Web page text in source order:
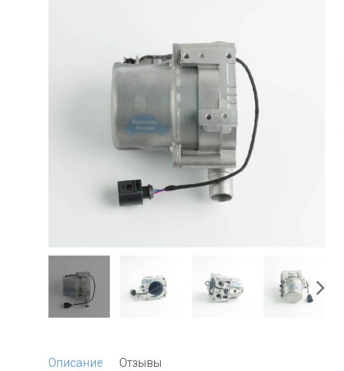
Описание Отзывы